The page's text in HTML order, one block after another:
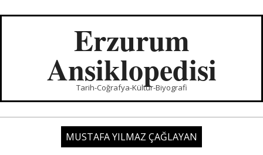
Erzurum
Ansiklopedisi
Tarih-Coğrafya-Kültür-Biyografi
MUSTAFA YILMAZ ÇAĞLAYAN